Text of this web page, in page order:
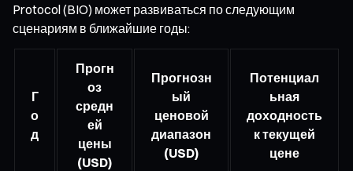
Protocol (BIO) может развиваться по следующим
сценариям в ближайшие годы:
Г
о
д
Прогн
оз
средн
ей
цены
(USD)
Прогнозн
ый
ценовой
диапазон
(USD)
Потенциал
ьная
доходность
к текущей
цене